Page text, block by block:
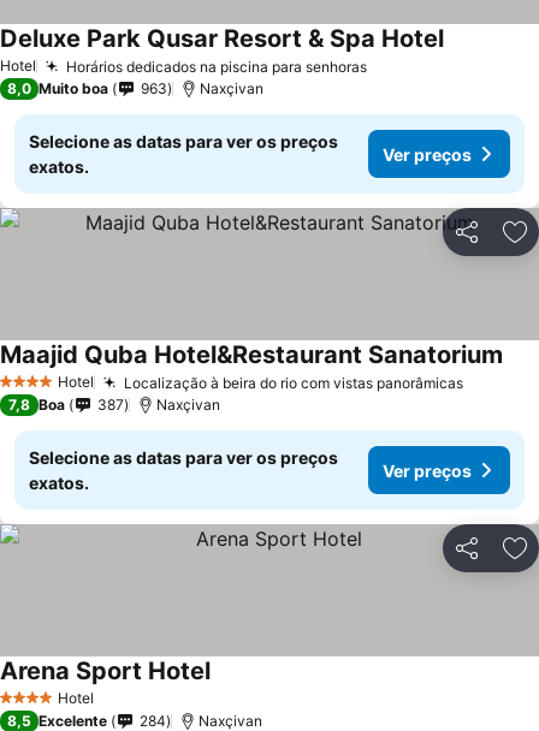
Hotel Horários dedicados na piscina para senhorasVer preços
Deluxe Park Qusar Resort & Spa HotelVer
8,0 Muito boa 963 Naxçivan
Selecione as datas para ver os preços
exatos.
Ver preços
Partilhar
4 EstrelasHotel Localização à beira do rio com vistas panorâmicasVer
Maajid Quba Hotel&Restaurant Sanatorium
7,8 Boa 387 Naxçivan
Selecione as datas para ver os preços
exatos.
Ver preços
Partilhar
4 EstrelasHotel
Arena Sport HotelVer preços
8,5 Excelente 284 Naxçivan